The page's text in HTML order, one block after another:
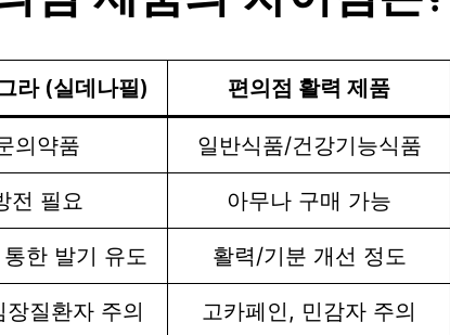
라 (실데나필) 편의점 활력 제품
의약품 일반식품/건강기능식품
전 필요 아무나 구매 가능
한 발기 유도 활력/기분 개선 정도
장질환자 주의 고카페인, 민감자 주의